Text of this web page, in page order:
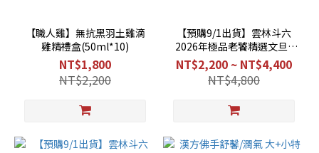
【職人雞】無抗黑羽土雞滴
雞精禮盒(50ml*10)
NT$1,800
NT$2,200
【預購9/1出貨】雲林斗六
2026年極品老饕精選文旦_
貴妃柚 10斤裝
NT$2,200 ~ NT$4,400
NT$4,800